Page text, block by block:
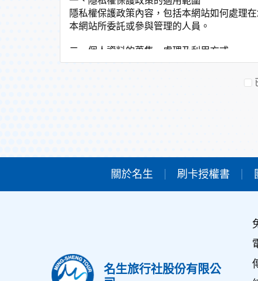
隱私權保護政策內容，包括本網站如何處理
本網站所委託或參與管理的人員。
二、個人資料的蒐集、處理及利用方式
當您造訪本網站或使用本網站所提供之功能
非經您書面同意，本網站不會將個人資料用
本網站在您使用服務信箱、問卷調查等互動
為提供精確的服務，我們會將收集的問卷調
本網站主機均設有防火牆、防毒系統等相關
人員才能接觸您的個人資料，相關處理人員
本網站的網頁提供其他網站的網路連結，您
連結網站中的隱私權保護政策。
關於名生 刷卡授權書
名生旅行社股份有限公